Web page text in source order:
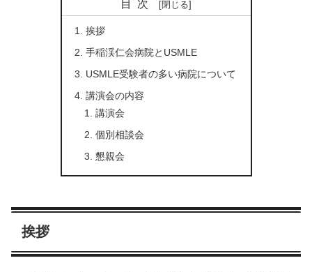
目次
挨拶
手稲渓仁会病院とUSMLE
USMLE受験者の多い病院について
講演会の内容
講演会
個別相談会
懇親会
挨拶